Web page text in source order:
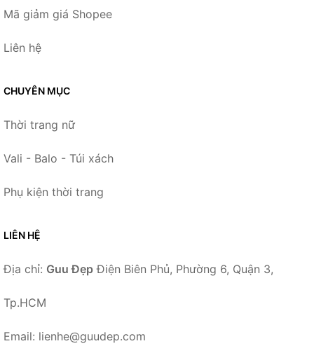
Mã giảm giá Shopee
Liên hệ
CHUYÊN MỤC
Thời trang nữ
Vali - Balo - Túi xách
Phụ kiện thời trang
LIÊN HỆ
Địa chỉ: Guu Đẹp Điện Biên Phủ, Phường 6, Quận 3,
Tp.HCM
Email: lienhe@guudep.com